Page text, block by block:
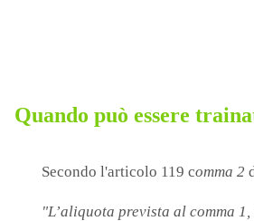
Quando può essere
Secondo l'articolo 119 comma 2
"L’aliquota prevista al comma